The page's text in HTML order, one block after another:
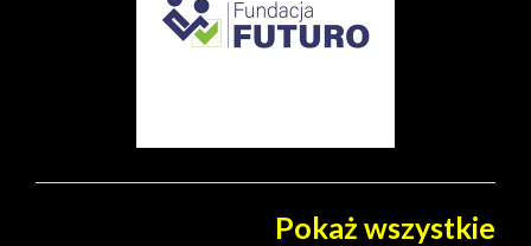
Pokaż wszystkie